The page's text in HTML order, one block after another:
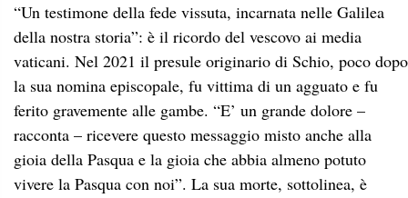
“Un testimone della fede vissuta, incarnata nelle Galilea
della nostra storia”: è il ricordo del vescovo ai media
vaticani. Nel 2021 il presule originario di Schio, poco dopo
la sua nomina episcopale, fu vittima di un agguato e fu
ferito gravemente alle gambe. “E’ un grande dolore –
racconta – ricevere questo messaggio misto anche alla
gioia della Pasqua e la gioia che abbia almeno potuto
vivere la Pasqua con noi”. La sua morte, sottolinea, è